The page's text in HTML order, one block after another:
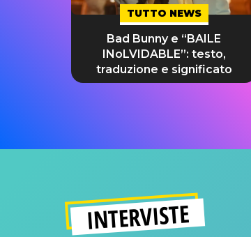
TUTTO NEWS
Bad Bunny e “BAILE
INoLVIDABLE”: testo,
traduzione e significato
INTERVISTE